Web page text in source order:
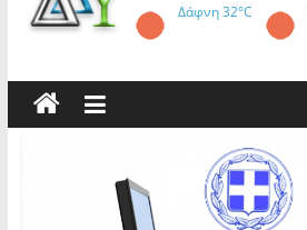
Δάφνη32°C